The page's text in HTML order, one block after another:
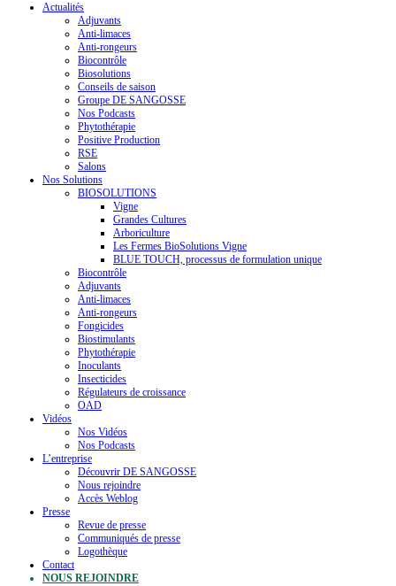
Actualités
Adjuvants
Anti-limaces
Anti-rongeurs
Biocontrôle
Biosolutions
Conseils de saison
Groupe DE SANGOSSE
Nos Podcasts
Phytothérapie
Positive Production
RSE
Salons
Nos Solutions
BIOSOLUTIONS
Vigne
Grandes Cultures
Arboriculture
Les Fermes BioSolutions Vigne
BLUE TOUCH, processus de formulation unique
Biocontrôle
Adjuvants
Anti-limaces
Anti-rongeurs
Fongicides
Biostimulants
Phytothérapie
Inoculants
Insecticides
Régulateurs de croissance
OAD
Vidéos
Nos Vidéos
Nos Podcasts
L’entreprise
Découvrir DE SANGOSSE
Nous rejoindre
Accès Weblog
Presse
Revue de presse
Communiqués de presse
Logothèque
Contact
NOUS REJOINDRE